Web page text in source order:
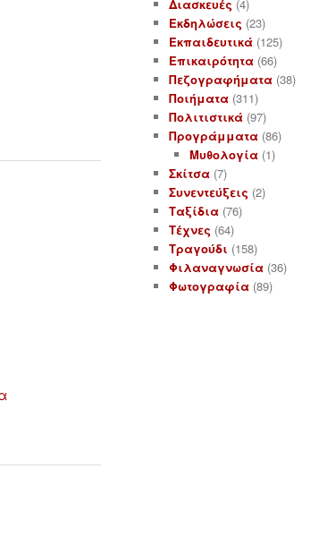
Διασκευές (4)
Εκδηλώσεις (23)
Εκπαιδευτικά (125)
Επικαιρότητα (66)
Πεζογραφήματα (38)
Ποιήματα (311)
Πολιτιστικά (97)
Προγράμματα (86)
Μυθολογία(1)
Σκίτσα (7)
Συνεντεύξεις (2)
Ταξίδια (76)
Τέχνες (64)
Τραγούδι (158)
Φιλαναγνωσία (36)
Φωτογραφία (89)